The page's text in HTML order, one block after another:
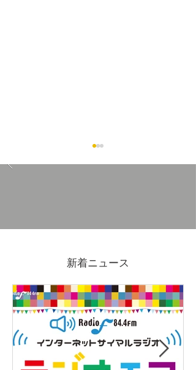
て良いのか問題
新着ニュース